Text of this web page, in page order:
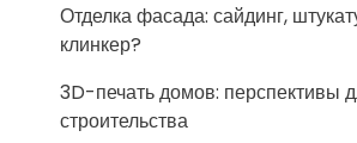
Отделка фасада: сайдинг,
клинкер?
3D-печать домов: перспективы
строительства